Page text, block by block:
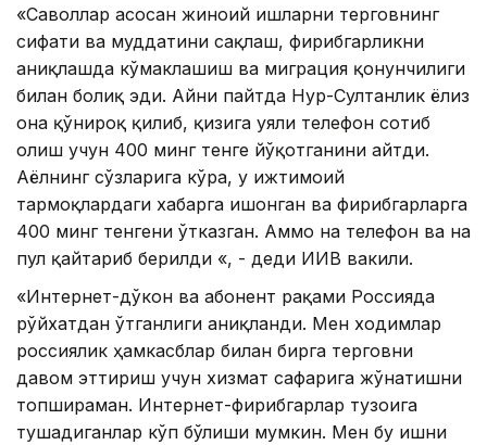
«Саволлар асосан жиноий ишларни терговнинг
сифати ва муддатини сақлаш, фирибгарликни
аниқлашда кўмаклашиш ва миграция қонунчилиги
билан боғлиқ эди. Айни пайтда Нур-Султанлик ёлғиз
она қўнғироқ қилиб, қизига уяли телефон сотиб
олиш учун 400 минг тенге йўқотганини айтди.
Аёлнинг сўзларига кўра, у ижтимоий
тармоқлардаги хабарга ишонган ва фирибгарларга
400 минг тенгени ўтказган. Аммо на телефон ва на
пул қайтариб берилди «, - деди ИИВ вакили.
«Интернет-дўкон ва абонент рақами Россияда
рўйхатдан ўтганлиги аниқланди. Мен ходимлар
россиялик ҳамкасблар билан бирга терговни
давом эттириш учун хизмат сафарига жўнатишни
топшираман. Интернет-фирибгарлар тузоғига
тушадиганлар кўп бўлиши мумкин. Мен бу ишни